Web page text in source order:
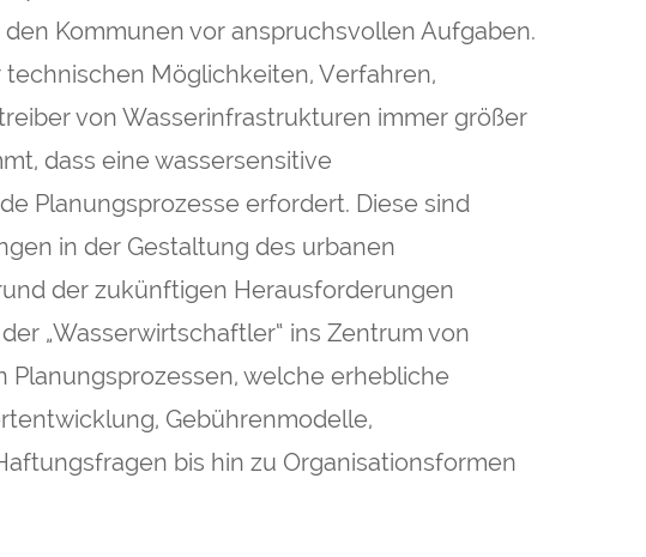
Kommunen vor anspruchsvollen Aufgaben.
Möglichkeiten, Verfahren,
von Wasserinfrastrukturen immer größer
dass eine wassersensitive
Planungsprozesse erfordert. Diese sind
in der Gestaltung des urbanen
der zukünftigen Herausforderungen
„Wasserwirtschaftler“ ins Zentrum von
welche erhebliche
Gebührenmodelle,
bis hin zu Organisationsformen